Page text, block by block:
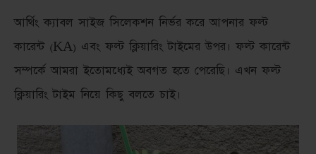
আর্থিং ক্যাবল সাইজ সিলেকশন নির্ভর করে আপনার ফল্ট
কারেন্ট (KA) এবং ফল্ট ক্লিয়ারিং টাইমের উপর। ফল্ট কারেন্ট
সম্পর্কে আমরা ইতোমধ্যেই অবগত হতে পেরেছি। এখন ফল্ট
ক্লিয়ারিং টাইম নিয়ে কিছু বলতে চাই।